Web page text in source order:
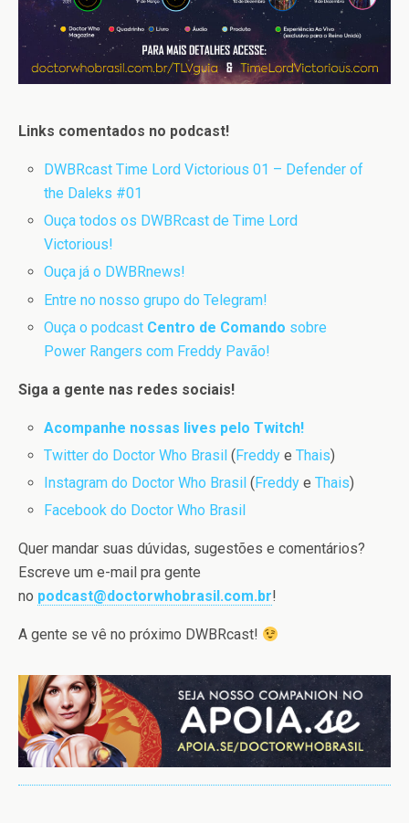
Links comentados no podcast!
DWBRcast Time Lord Victorious 01 – Defender of
the Daleks #01
Ouça todos os DWBRcast de Time Lord
Victorious!
Ouça já o DWBRnews!
Entre no nosso grupo do Telegram!
Ouça o podcast Centro de Comando sobre
Power Rangers com Freddy Pavão!
Siga a gente nas redes sociais!
Acompanhe nossas lives pelo Twitch!
Twitter do Doctor Who Brasil (Freddy eThais)
Instagram do Doctor Who Brasil (Freddy eThais)
Facebook do Doctor Who Brasil
Quer mandar suas dúvidas, sugestões e comentários?
Escreve um e-mail pra gente
no podcast@doctorwhobrasil.com.br!
A gente se vê no próximo DWBRcast!